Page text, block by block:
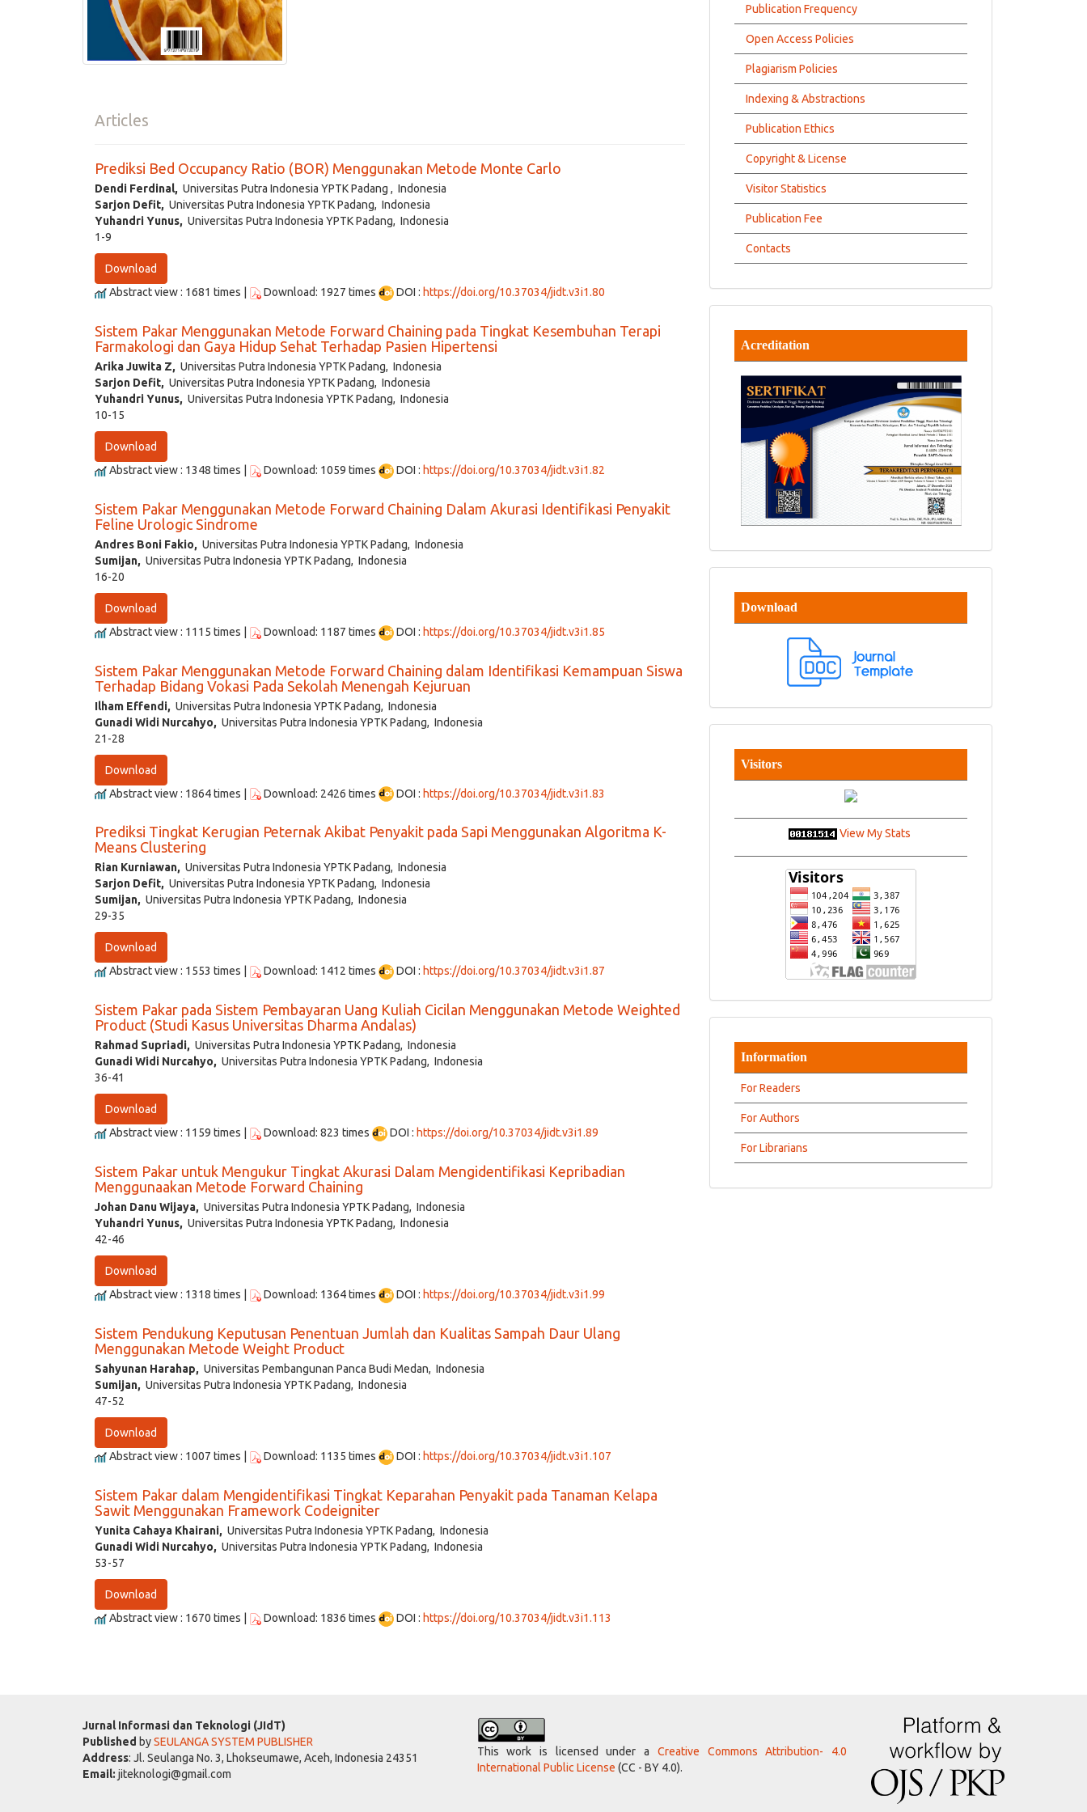
Articles
Prediksi Bed Occupancy Ratio (BOR) Menggunakan Metode Monte Carlo
Dendi Ferdinal, Universitas Putra Indonesia YPTK Padang , Indonesia
Sarjon Defit, Universitas Putra Indonesia YPTK Padang, Indonesia
Yuhandri Yunus, Universitas Putra Indonesia YPTK Padang, Indonesia
1-9
Download
Abstract view : 1681 times |
Download: 1927 times DOI : https://doi.org/10.37034/jidt.v3i1.80
Sistem Pakar Menggunakan Metode Forward Chaining pada Tingkat Kesembuhan Terapi
Farmakologi dan Gaya Hidup Sehat Terhadap Pasien Hipertensi
Arika Juwita Z, Universitas Putra Indonesia YPTK Padang, Indonesia
Sarjon Defit, Universitas Putra Indonesia YPTK Padang, Indonesia
Yuhandri Yunus, Universitas Putra Indonesia YPTK Padang, Indonesia
10-15
Download
Abstract view : 1348 times |
Download: 1059 times DOI : https://doi.org/10.37034/jidt.v3i1.82
Sistem Pakar Menggunakan Metode Forward Chaining Dalam Akurasi Identifikasi Penyakit
Feline Urologic Sindrome
Andres Boni Fakio, Universitas Putra Indonesia YPTK Padang, Indonesia
Sumijan, Universitas Putra Indonesia YPTK Padang, Indonesia
16-20
Download
Abstract view : 1115 times |
Download: 1187 times DOI : https://doi.org/10.37034/jidt.v3i1.85
Sistem Pakar Menggunakan Metode Forward Chaining dalam Identifikasi Kemampuan Siswa
Terhadap Bidang Vokasi Pada Sekolah Menengah Kejuruan
Ilham Effendi, Universitas Putra Indonesia YPTK Padang, Indonesia
Gunadi Widi Nurcahyo, Universitas Putra Indonesia YPTK Padang, Indonesia
21-28
Download
Abstract view : 1864 times |
Download: 2426 times DOI : https://doi.org/10.37034/jidt.v3i1.83
Prediksi Tingkat Kerugian Peternak Akibat Penyakit pada Sapi Menggunakan Algoritma K-
Means Clustering
Rian Kurniawan, Universitas Putra Indonesia YPTK Padang, Indonesia
Sarjon Defit, Universitas Putra Indonesia YPTK Padang, Indonesia
Sumijan, Universitas Putra Indonesia YPTK Padang, Indonesia
29-35
Download
Abstract view : 1553 times |
Download: 1412 times DOI : https://doi.org/10.37034/jidt.v3i1.87
Sistem Pakar pada Sistem Pembayaran Uang Kuliah Cicilan Menggunakan Metode Weighted
Product (Studi Kasus Universitas Dharma Andalas)
Rahmad Supriadi, Universitas Putra Indonesia YPTK Padang, Indonesia
Gunadi Widi Nurcahyo, Universitas Putra Indonesia YPTK Padang, Indonesia
36-41
Download
Abstract view : 1159 times |
Download: 823 times DOI : https://doi.org/10.37034/jidt.v3i1.89
Sistem Pakar untuk Mengukur Tingkat Akurasi Dalam Mengidentifikasi Kepribadian
Menggunaakan Metode Forward Chaining
Johan Danu Wijaya, Universitas Putra Indonesia YPTK Padang, Indonesia
Yuhandri Yunus, Universitas Putra Indonesia YPTK Padang, Indonesia
42-46
Download
Abstract view : 1318 times |
Download: 1364 times DOI : https://doi.org/10.37034/jidt.v3i1.99
Sistem Pendukung Keputusan Penentuan Jumlah dan Kualitas Sampah Daur Ulang
Menggunakan Metode Weight Product
Sahyunan Harahap, Universitas Pembangunan Panca Budi Medan, Indonesia
Sumijan, Universitas Putra Indonesia YPTK Padang, Indonesia
47-52
Download
Abstract view : 1007 times |
Download: 1135 times DOI : https://doi.org/10.37034/jidt.v3i1.107
Sistem Pakar dalam Mengidentifikasi Tingkat Keparahan Penyakit pada Tanaman Kelapa
Sawit Menggunakan Framework Codeigniter
Yunita Cahaya Khairani, Universitas Putra Indonesia YPTK Padang, Indonesia
Gunadi Widi Nurcahyo, Universitas Putra Indonesia YPTK Padang, Indonesia
53-57
Download
Abstract view : 1670 times |
Download: 1836 times DOI : https://doi.org/10.37034/jidt.v3i1.113
Publication Frequency
Open Access Policies
Plagiarism Policies
Indexing & Abstractions
Publication Ethics
Copyright & License
Visitor Statistics
Publication Fee
Contacts
Acreditation
Download
Visitors
View My Stats
Information
For Readers
For Authors
For Librarians
Jurnal Informasi dan Teknologi (JIdT)
Published bySEULANGA SYSTEM PUBLISHER
Address: Jl. Seulanga No. 3, Lhokseumawe, Aceh, Indonesia 24351
Email: jiteknologi@gmail.com
This work is licensed under a
Creative Commons Attribution- 4.0
International Public License (CC - BY 4.0).